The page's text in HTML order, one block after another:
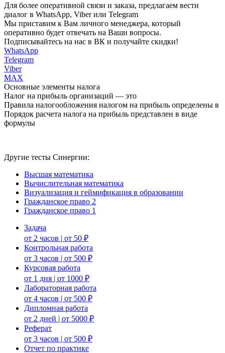
Для более оперативной связи и заказа, предлагаем вести
диалог в WhatsApp, Viber или Telegram
Мы приставим к Вам личного менеджера, который
оперативно будет отвечать на Ваши вопросы.
Подписывайтесь на нас в ВК и получайте скидки!
WhatsApp
Telegram
Viber
MAX
Основные элементы налога
Налог на прибыль организаций — это
Правила налогообложения налогом на прибыль определены в
Порядок расчета налога на прибыль представлен в виде
формулы
Другие тесты Синергии:
Высшая математика
Вычислительная математика
Визуализация и геймификация в образовании
Гражданское право 2
Гражданское право 1
Задача
от 2 часов | от 50 ₽
Контрольная работа
от 3 часов | от 500 ₽
Курсовая работа
от 1 дня | от 1000 ₽
Лабораторная работа
от 4 часов | от 500 ₽
Дипломная работа
от 2 дней | от 5000 ₽
Реферат
от 3 часов | от 500 ₽
Отчет по практике